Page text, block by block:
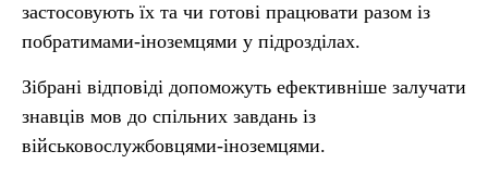
застосовують їх та чи готові працювати разом із
побратимами-іноземцями у підрозділах.
Зібрані відповіді допоможуть ефективніше залучати
знавців мов до спільних завдань із
військовослужбовцями-іноземцями.